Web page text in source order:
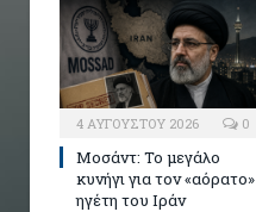
4 ΑΥΓΟΎΣΤΟΥ 2026 0
Μοσάντ: Το μεγάλο
κυνήγι για τον «αόρατο»
ηγέτη του Ιράν